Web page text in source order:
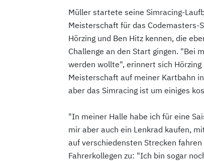
Müller startete seine Simracing-
Meisterschaft für das Codemasters-
Hörzing und Ben Hitz kennen, die
Challenge an den Start gingen. "Bei
werden wollte", erinnert sich
Meisterschaft auf meiner Kartbahn
aber das Simracing ist um einiges
"In meiner Halle habe ich für eine
mir aber auch ein Lenkrad kaufen,
auf verschiedensten Strecken
Fahrerkollegen zu: "Ich bin sogar